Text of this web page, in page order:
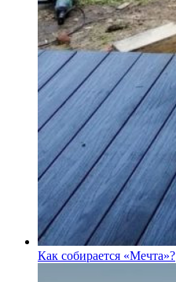
Как собирается «Мечта»?